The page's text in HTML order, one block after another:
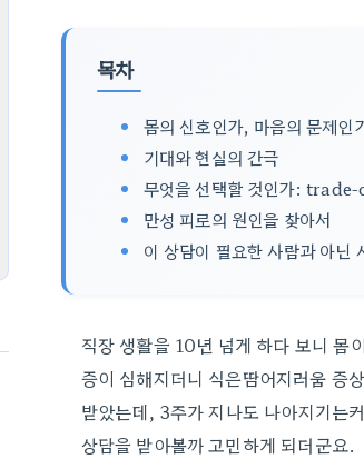
목차
몸의 신호인가, 마음의 문제인
기대와 현실의 간극
무엇을 선택할 것인가:
만성 피로의 원인을 찾아서
이 상담이 필요한 사람과 아닌
직장 생활을 10년 넘게 하다 보니 몸
증이 심해지더니 식은땀어지러움 증
받았는데, 3주가 지나도 나아지기는
상담을 받아볼까 고민하게 되더군요.